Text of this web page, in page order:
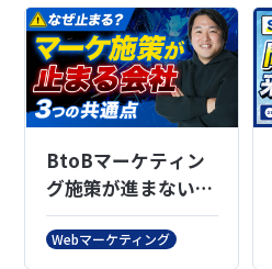
BtoBマーケティン
グ施策が進まない3
つの原因｜KPIと判
断材料の作り方
Webマーケティング